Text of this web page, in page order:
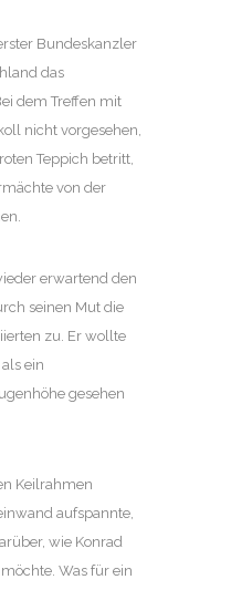
Bundeskanzler
das
dem Treffen mit
nicht vorgesehen,
Teppich betritt,
von der
erwartend den
seinen Mut die
zu. Er wollte
ein
gesehen
Keilrahmen
aufspannte,
wie Konrad
Was für ein